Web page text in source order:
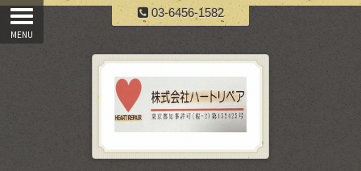
03-6456-1582